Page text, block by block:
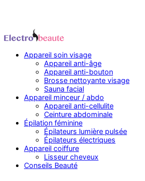
Appareil soin visage
Appareil anti-âge
Appareil anti-bouton
Brosse nettoyante visage
Sauna facial
Appareil minceur / abdo
Appareil anti-cellulite
Ceinture abdominale
Épilation féminine
Épilateurs lumière pulsée
Épilateurs électriques
Appareil coiffure
Lisseur cheveux
Conseils Beauté